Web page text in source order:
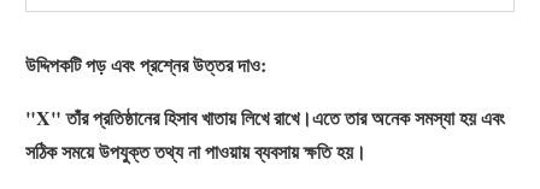
উদ্দিপকটি পড় এবং প্রশ্নের উত্তর দাও:
"X" তাঁর প্রতিষ্ঠানের হিসাব খাতায় লিখে রাখে।এতে তার অনেক সমস্যা হয় এবং
সঠিক সময়ে উপযুক্ত তথ্য না পাওয়ায় ব্যবসায় ক্ষতি হয়।